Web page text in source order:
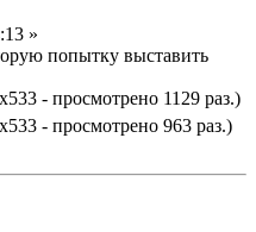
»
попытку выставить
- просмотрено 1129 раз.)
- просмотрено 963 раз.)